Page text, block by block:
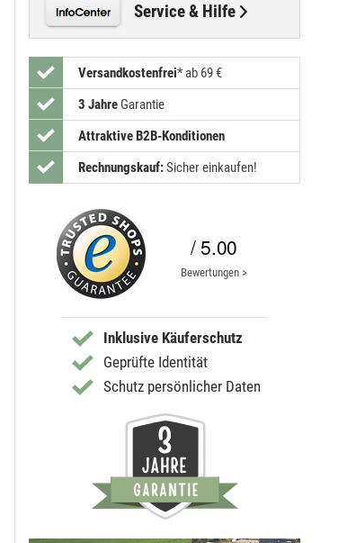
Service & Hilfe
Versandkostenfrei* ab 69 €
3 Jahre Garantie
Attraktive B2B-Konditionen
Rechnungskauf:Sicher einkaufen!
/ 5.00
Bewertungen >
Inklusive Käuferschutz
Geprüfte Identität
Schutz persönlicher Daten